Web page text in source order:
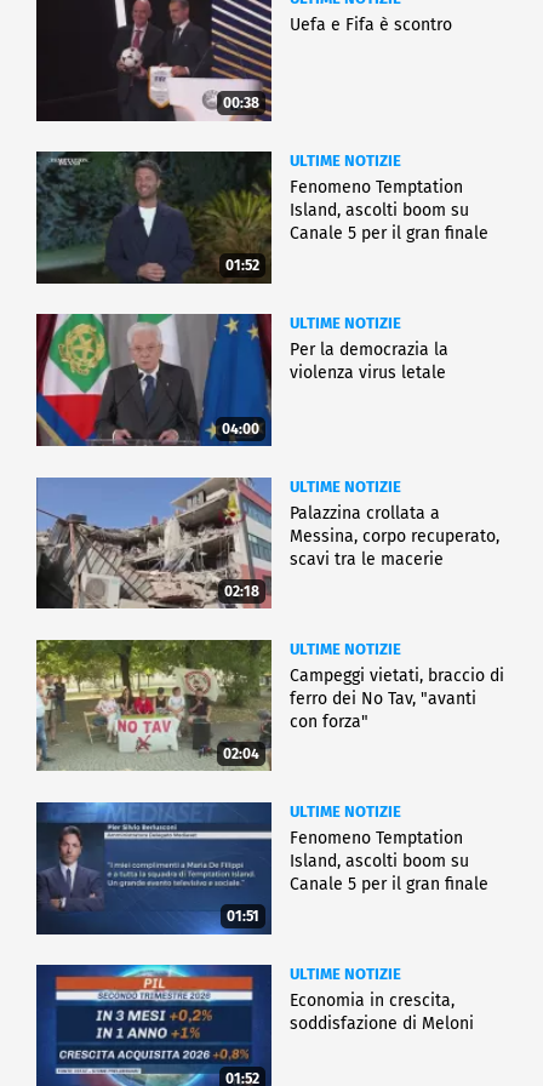
00:38
Uefa e Fifa è scontro
01:52
ULTIME NOTIZIE
Fenomeno Temptation
Island, ascolti boom su
Canale 5 per il gran finale
04:00
ULTIME NOTIZIE
Per la democrazia la
violenza virus letale
02:18
ULTIME NOTIZIE
Palazzina crollata a
Messina, corpo recuperato,
scavi tra le macerie
02:04
ULTIME NOTIZIE
Campeggi vietati, braccio di
ferro dei No Tav, "avanti
con forza"
01:51
ULTIME NOTIZIE
Fenomeno Temptation
Island, ascolti boom su
Canale 5 per il gran finale
01:52
ULTIME NOTIZIE
Economia in crescita,
soddisfazione di Meloni